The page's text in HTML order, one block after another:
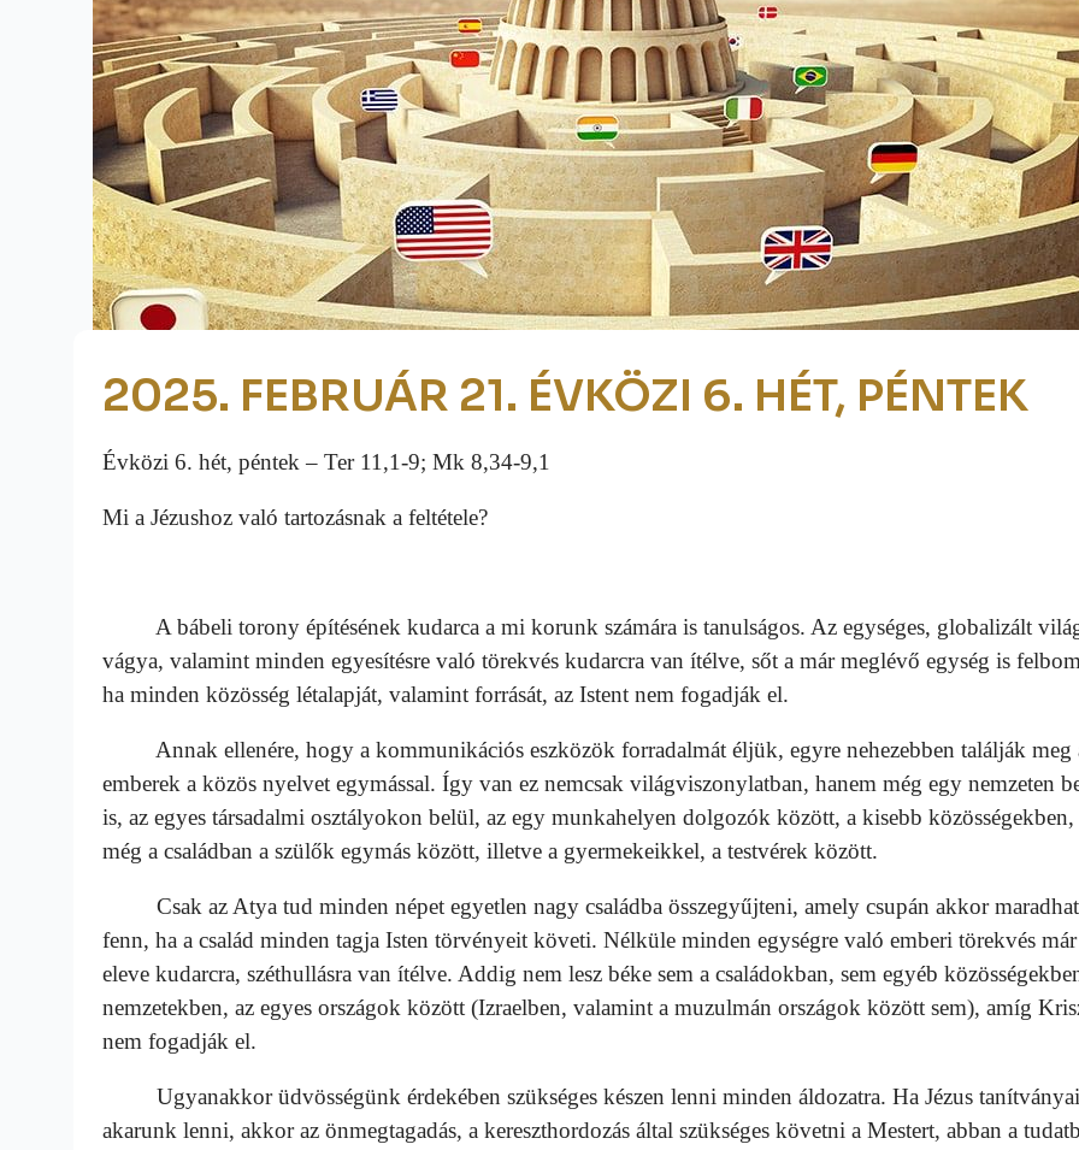
2025. FEBRUÁR 21. ÉVKÖZI 6. HÉT, PÉNTEK
Évközi 6. hét, péntek – Ter 11,1-9; Mk 8,34-9,1
Mi a Jézushoz való tartozásnak a feltétele?
A bábeli torony építésének kudarca a mi korunk számára is tanulságos. Az egységes, globalizált
vágya, valamint minden egyesítésre való törekvés kudarcra van ítélve, sőt a már meglévő egység is
ha minden közösség létalapját, valamint forrását, az Istent nem fogadják el.
Annak ellenére, hogy a kommunikációs eszközök forradalmát éljük, egyre nehezebben találják meg
emberek a közös nyelvet egymással. Így van ez nemcsak világviszonylatban, hanem még egy nemzeten
is, az egyes társadalmi osztályokon belül, az egy munkahelyen dolgozók között, a kisebb közösségekben,
még a családban a szülők egymás között, illetve a gyermekeikkel, a testvérek között.
Csak az Atya tud minden népet egyetlen nagy családba összegyűjteni, amely csupán akkor maradhat
fenn, ha a család minden tagja Isten törvényeit követi. Nélküle minden egységre való emberi törekvés már
eleve kudarcra, széthullásra van ítélve. Addig nem lesz béke sem a családokban, sem egyéb
nemzetekben, az egyes országok között (Izraelben, valamint a muzulmán országok között sem), amíg
nem fogadják el.
Ugyanakkor üdvösségünk érdekében szükséges készen lenni minden áldozatra. Ha Jézus tanítványai
akarunk lenni, akkor az önmegtagadás, a kereszthordozás által szükséges követni a Mestert, abban a